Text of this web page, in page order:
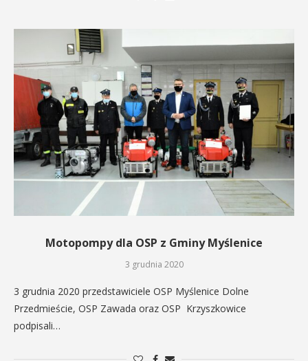
Motopompy dla OSP z Gminy Myślenice
3 grudnia 2020
3 grudnia 2020 przedstawiciele OSP Myślenice Dolne
Przedmieście, OSP Zawada oraz OSP Krzyszkowice
podpisali…